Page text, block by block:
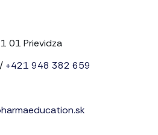
01 Prievidza
/ +421 948 382 659